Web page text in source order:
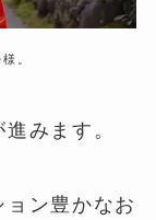
。
みます。
ン豊かなお